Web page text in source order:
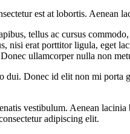
est at lobortis. Aenean
tellus ac cursus
nisi erat porttitor ligula, eget
ullamcorper nulla non
Donec id elit non mi porta
vestibulum. Aenean
adipiscing elit.